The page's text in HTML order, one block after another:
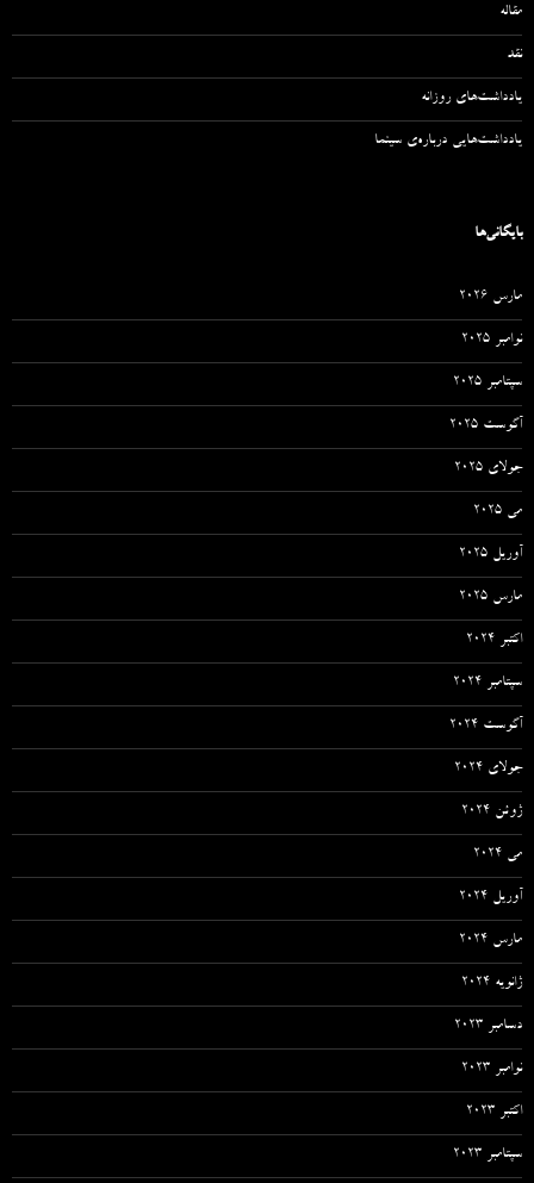
مقاله‌
نقد
یادداشت‌های روزانه
یادداشت‌هایی درباره‌ی سینما
بایگانی‌ها
مارس 2026
نوامبر 2025
سپتامبر 2025
آگوست 2025
جولای 2025
می 2025
آوریل 2025
مارس 2025
اکتبر 2024
سپتامبر 2024
آگوست 2024
جولای 2024
ژوئن 2024
می 2024
آوریل 2024
مارس 2024
ژانویه 2024
دسامبر 2023
نوامبر 2023
اکتبر 2023
سپتامبر 2023